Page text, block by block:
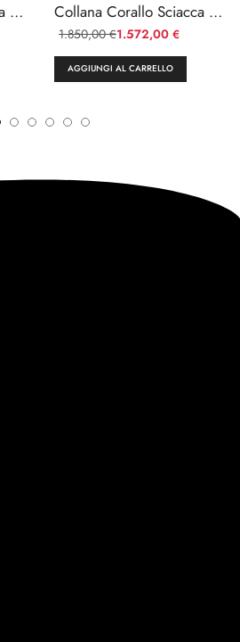
Collana Corallo Sciacca e Agata Gialla con Ramo in Argento 925 Collana Corallo Sciacca 5 Fili Oro 750 con Sculture Laterali
1.572,00 €
1.850,00€
AGGIUNGI AL CARRELLO